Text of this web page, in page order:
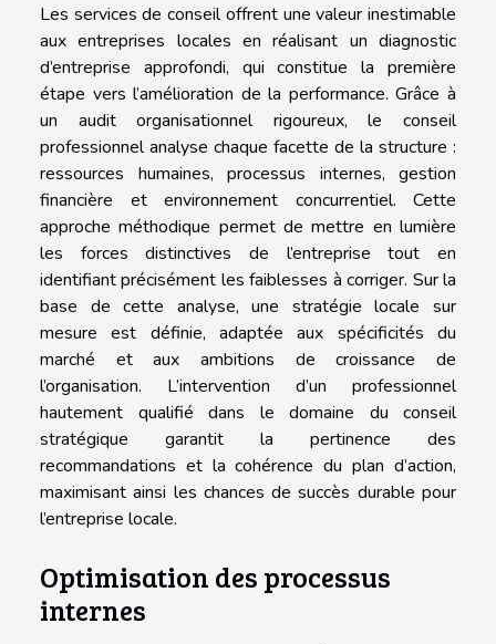
Les services de conseil offrent une valeur inestimable
aux entreprises locales en réalisant un diagnostic
d’entreprise approfondi, qui constitue la première
étape vers l’amélioration de la performance. Grâce à
un audit organisationnel rigoureux, le conseil
professionnel analyse chaque facette de la structure :
ressources humaines, processus internes, gestion
financière et environnement concurrentiel. Cette
approche méthodique permet de mettre en lumière
les forces distinctives de l’entreprise tout en
identifiant précisément les faiblesses à corriger. Sur la
base de cette analyse, une stratégie locale sur
mesure est définie, adaptée aux spécificités du
marché et aux ambitions de croissance de
l’organisation. L’intervention d’un professionnel
hautement qualifié dans le domaine du conseil
stratégique garantit la pertinence des
recommandations et la cohérence du plan d’action,
maximisant ainsi les chances de succès durable pour
l’entreprise locale.
Optimisation des processus
internes